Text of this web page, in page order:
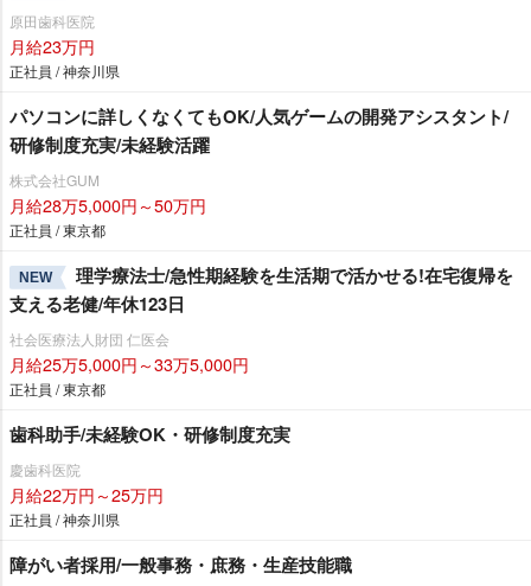
原田歯科医院
月給23万円
正社員 / 神奈川県
パソコンに詳しくなくてもOK/人気ゲームの開発アシスタント/
研修制度充実/未経験活躍
株式会社GUM
月給28万5,000円～50万円
正社員 / 東京都
NEW
理学療法士/急性期経験を生活期で活かせる!在宅復帰を
支える老健/年休123日
社会医療法人財団 仁医会
月給25万5,000円～33万5,000円
正社員 / 東京都
歯科助手/未経験OK・研修制度充実
慶歯科医院
月給22万円～25万円
正社員 / 神奈川県
障がい者採用/一般事務・庶務・生産技能職